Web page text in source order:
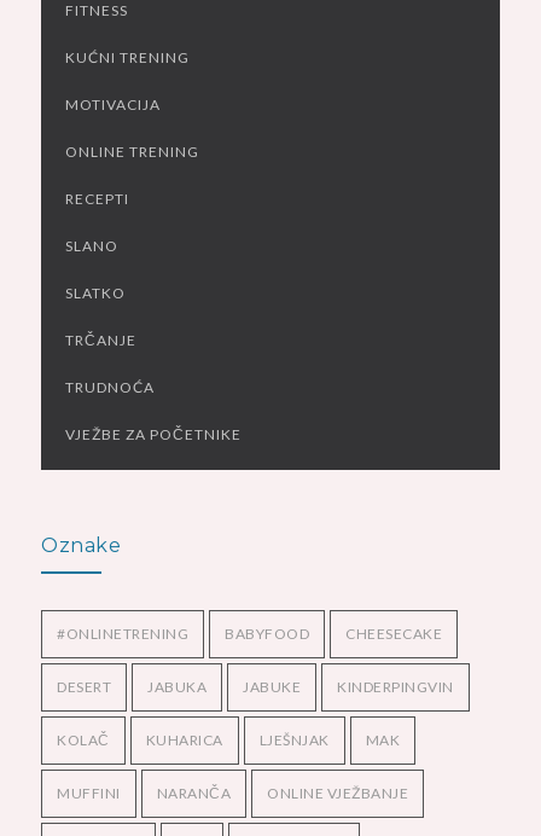
FITNESS
KUĆNI TRENING
MOTIVACIJA
ONLINE TRENING
RECEPTI
SLANO
SLATKO
TRČANJE
TRUDNOĆA
VJEŽBE ZA POČETNIKE
Oznake
#ONLINETRENING BABYFOOD CHEESECAKE
DESERT JABUKA JABUKE KINDERPINGVIN
KOLAČ KUHARICA LJEŠNJAK MAK
MUFFINI NARANČA ONLINE VJEŽBANJE